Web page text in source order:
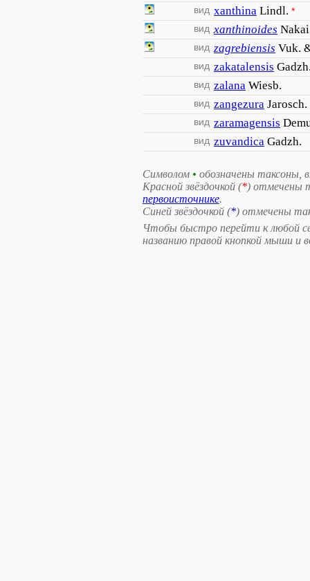
вид xanthina Lindl. *
вид xanthinoides Nakai
вид zagrebiensis Vuk.
вид zakatalensis
вид zalana Wiesb.
вид zangezura Jarosch.
вид zaramagensis
вид zuvandica Gadzh.
Символом • обозначены таксоны,
Красной звёздочкой (*) отмечены
первоисточнике.
Синей звёздочкой (*) отмечены
Чтобы быстро перейти к любой
названию правой кнопкой мыши и